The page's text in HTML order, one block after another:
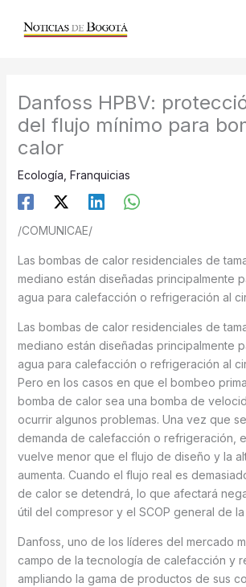
Danfoss HPBV:
del flujo mínimo para
calor
Ecología Franquicias
/COMUNICAE/
Las bombas de calor residenciales de
mediano están diseñadas principalmente
agua para calefacción o refrigeración al
Las bombas de calor residenciales de
mediano están diseñadas principalmente
agua para calefacción o refrigeración al
Pero en los casos en que el bombeo
bomba de calor sea una bomba de
ocurrir algunos problemas. Una vez que
demanda de calefacción o refrigeración,
vuelve menor que el flujo de diseño y la
aumenta. Cuando el flujo real es
de calor se detendrá, lo que afectará
útil del compresor y el SCOP general de
Danfoss, uno de los líderes del mercado
campo de la tecnología de calefacción y
ampliando la gama de productos de sus